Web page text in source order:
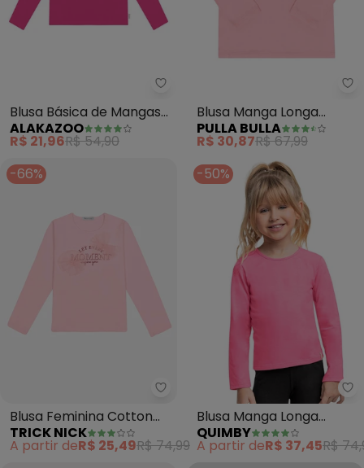
Alakazoo - Blusa Básica de
Blusa Básica de Mangas
Longas em Meia Malha
(Rosa)
ALAKAZOO
R$ 21,96R$ 54,90
Blusa Manga Longa
Menina (Rosa)
PULLA BULLA
R$ 30,87R$ 67,99
-66%
Trick Nick - Blusa Feminina
Blusa Feminina Cotton
(Rosa)
TRICK NICK
A partir deR$ 25,49R$ 74,99
-50%
Blusa Manga Longa
Básica (Rosa)
QUIMBY
A partir deR$ 37,45R$